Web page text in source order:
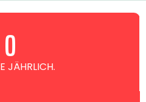
JÄHRLICH.
0